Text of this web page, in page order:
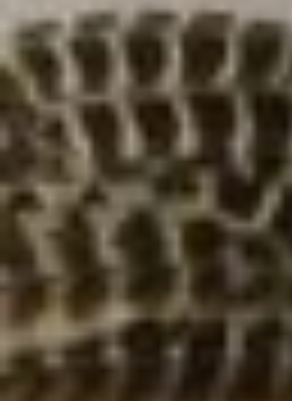
А ещё вспоминает мастерица,
как отмечали День рыбака. В
центральной усадьбе, что находилась
в пригороде Хабаровска, на Втором
Воронеже, накрывали огромный стол
со всякими вкусностями, и из бригад
приезжали все, кто мог. Однажды
на такой праздник взял старший брат
с собой маленькую Катю. И девочке
на всю жизнь запомнился вкус
сладкого сгущённого молока
из банки.
Это всё светлые воспоминания. Но
есть в жизни мастерицы и другие, те,
что до сих пор вызывают страх.
— Мама моя умела лечить людей,
была настоящей и очень сильной
шаманкой, — рассказывает она. — И